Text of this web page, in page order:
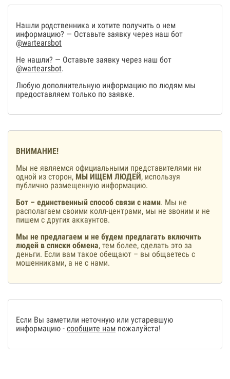
Нашли родственника и хотите получить о нем
информацию? — Оставьте заявку через наш бот
@wartearsbot
Не нашли? — Оставьте заявку через наш бот
@wartearsbot.
Любую дополнительную информацию по людям мы
предоставляем только по заявке.
ВНИМАНИЕ!
Мы не являемся официальными представителями ни
одной из сторон, МЫ ИЩЕМ ЛЮДЕЙ, используя
публично размещенную информацию.
Бот – единственный способ связи с нами. Мы не
располагаем своими колл-центрами, мы не звоним и не
пишем с других аккаунтов.
Мы не предлагаем и не будем предлагать включить
людей в списки обмена, тем более, сделать это за
деньги. Если вам такое обещают – вы общаетесь с
мошенниками, а не с нами.
Если Вы заметили неточную или устаревшую
информацию - сообщите нам пожалуйста!